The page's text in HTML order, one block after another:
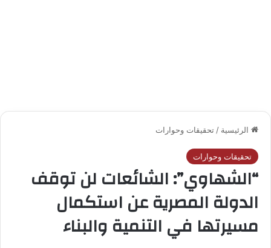
الرئيسية / تحقيقات وحوارات
تحقيقات وحوارات
“الشهاوي”: الشائعات لن توقف
الدولة المصرية عن استكمال
مسيرتها في التنمية والبناء